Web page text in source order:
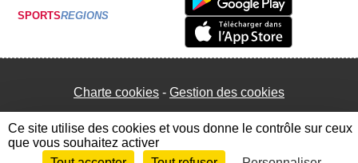
SPORTSREGIONS
Charte cookies Gestion des cookies
Ce site utilise des cookies et vous donne le contrôle sur ceux
que vous souhaitez activer